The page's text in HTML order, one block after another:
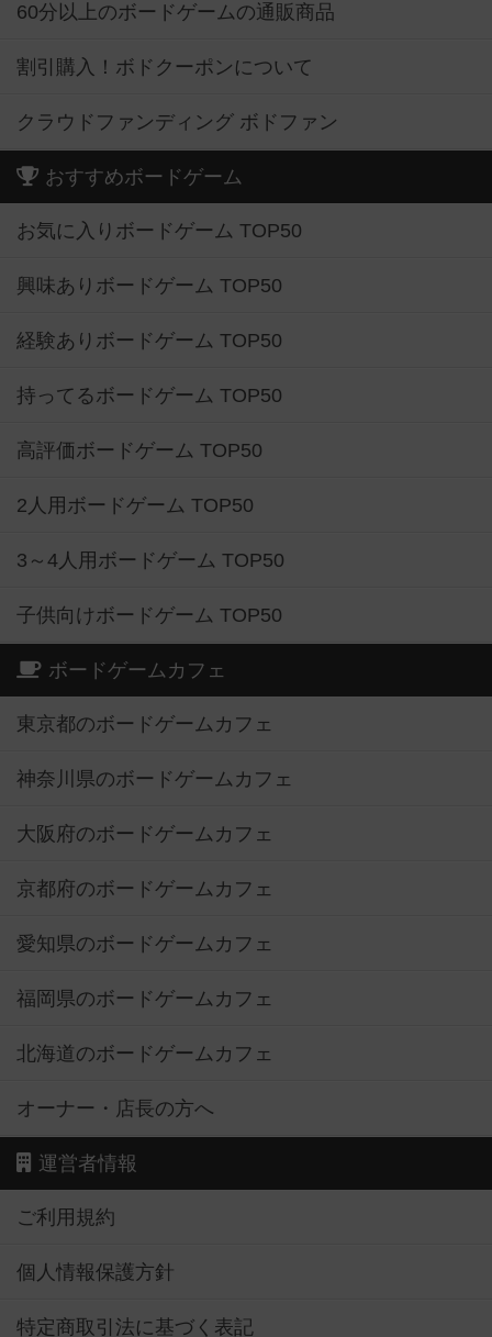
60分以上のボードゲームの通販商品
割引購入！ボドクーポンについて
クラウドファンディング ボドファン
おすすめボードゲーム
お気に入りボードゲーム TOP50
興味ありボードゲーム TOP50
経験ありボードゲーム TOP50
持ってるボードゲーム TOP50
高評価ボードゲーム TOP50
2人用ボードゲーム TOP50
3～4人用ボードゲーム TOP50
子供向けボードゲーム TOP50
ボードゲームカフェ
東京都のボードゲームカフェ
神奈川県のボードゲームカフェ
大阪府のボードゲームカフェ
京都府のボードゲームカフェ
愛知県のボードゲームカフェ
福岡県のボードゲームカフェ
北海道のボードゲームカフェ
オーナー・店長の方へ
運営者情報
ご利用規約
個人情報保護方針
特定商取引法に基づく表記